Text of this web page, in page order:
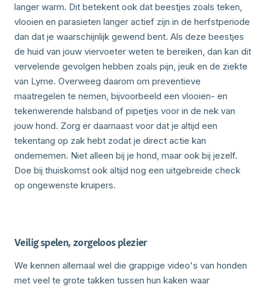
langer warm. Dit betekent ook dat beestjes zoals teken,
vlooien en parasieten langer actief zijn in de herfstperiode
dan dat je waarschijnlijk gewend bent. Als deze beestjes
de huid van jouw viervoeter weten te bereiken, dan kan dit
vervelende gevolgen hebben zoals pijn, jeuk en de ziekte
van Lyme. Overweeg daarom om preventieve
maatregelen te nemen, bijvoorbeeld een vlooien- en
tekenwerende halsband of pipetjes voor in de nek van
jouw hond. Zorg er daarnaast voor dat je altijd een
tekentang op zak hebt zodat je direct actie kan
ondernemen. Niet alleen bij je hond, maar ook bij jezelf.
Doe bij thuiskomst ook altijd nog een uitgebreide check
op ongewenste kruipers.
Veilig spelen, zorgeloos plezier
We kennen allemaal wel die grappige video's van honden
met veel te grote takken tussen hun kaken waar